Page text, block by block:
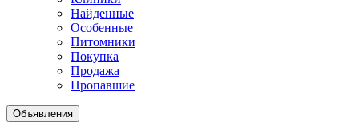
Найденные
Особенные
Питомники
Покупка
Продажа
Пропавшие
Объявления